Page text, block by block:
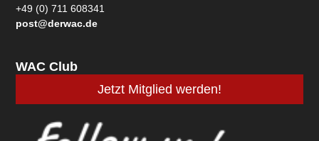
+49 (0) 711 608341
post@derwac.de
WAC Club
Jetzt Mitglied werden!